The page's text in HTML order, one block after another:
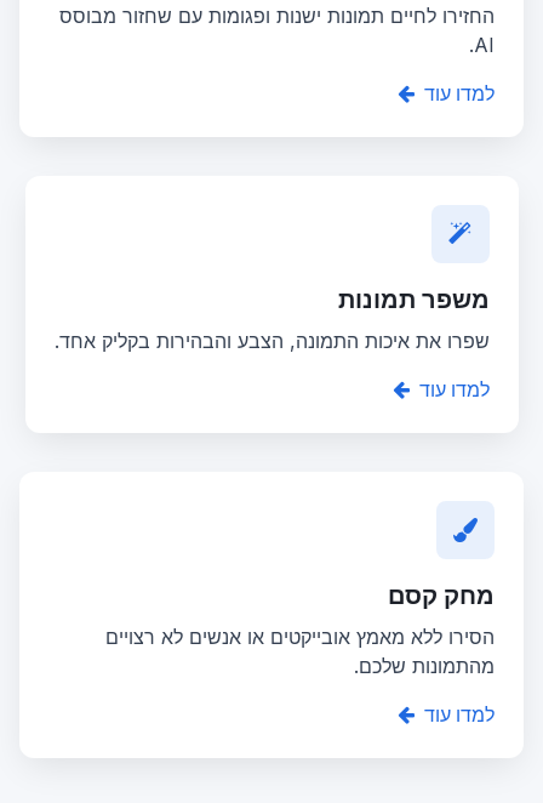
החזירו לחיים תמונות ישנות ופגומות עם שחזור מבוסס
AI.
למדו עוד
משפר תמונות
שפרו את איכות התמונה, הצבע והבהירות בקליק אחד.
למדו עוד
מחק קסם
הסירו ללא מאמץ אובייקטים או אנשים לא רצויים
מהתמונות שלכם.
למדו עוד